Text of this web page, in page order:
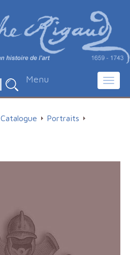
Menu
Catalogue
Portraits